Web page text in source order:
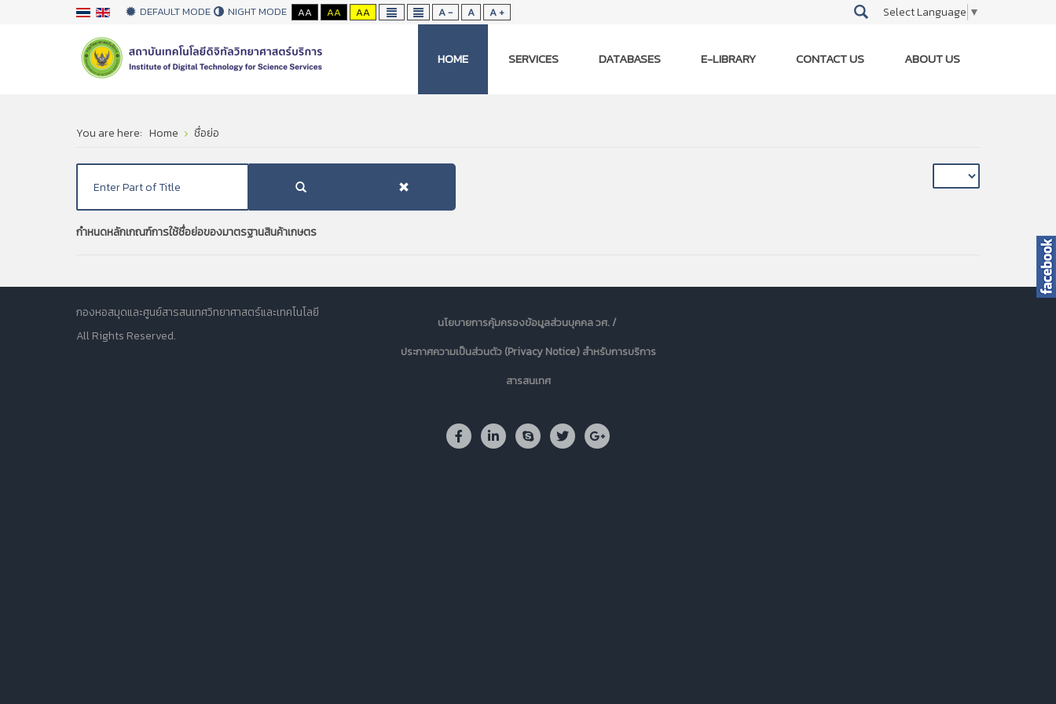
DEFAULT MODE NIGHT MODE AA AA AA A - A A + Select Language ▼
HOME SERVICES DATABASES E-LIBRARY CONTACT US ABOUT US
You are here: Home ชื่อย่อ
กำหนดหลักเกณฑ์การใช้ชื่อย่อของมาตรฐานสินค้าเกษตร
กองหอสมุดและศูนย์สารสนเทศวิทยาศาสตร์และเทคโนโลยี
All Rights Reserved.
นโยบายการคุ้มครองข้อมูลส่วนบุคคล วศ. /
ประกาศความเป็นส่วนตัว (Privacy Notice) สำหรับการบริการ
สารสนเทศ